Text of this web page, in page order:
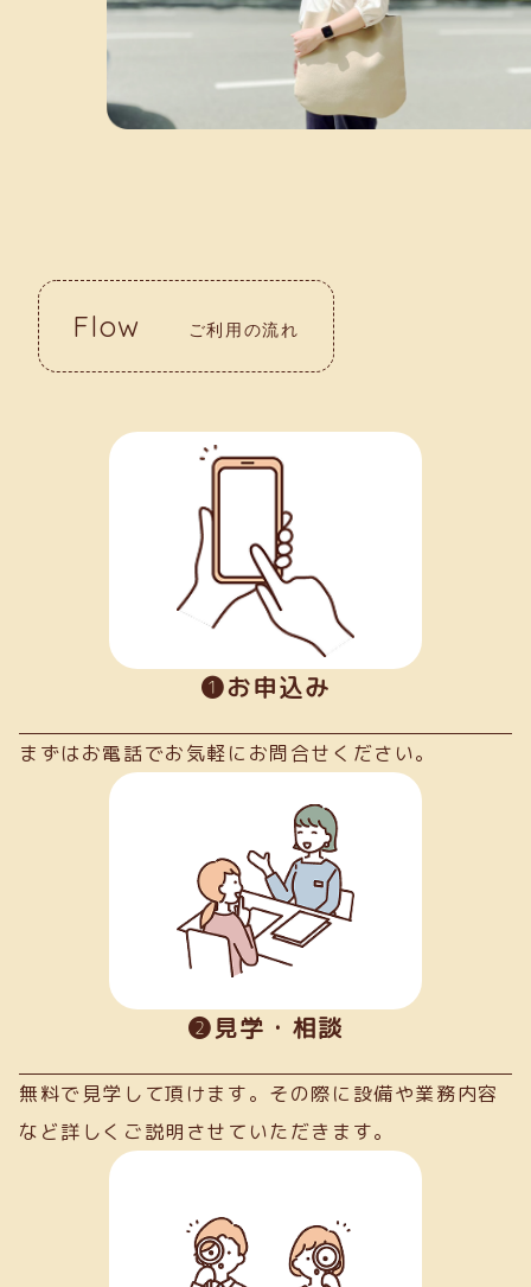
Flow ご利用の流れ
➊お申込み
まずはお電話でお気軽にお問合せください。
➋見学・相談
無料で見学して頂けます。その際に設備や業務内容
など詳しくご説明させていただきます。